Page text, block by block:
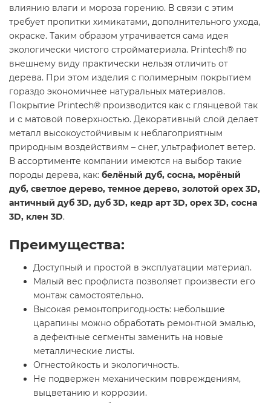
влиянию влаги и мороза горению. В связи с этим
требует пропитки химикатами, дополнительного ухода,
окраске. Таким образом утрачивается сама идея
экологически чистого стройматериала. Printech® по
внешнему виду практически нельзя отличить от
дерева. При этом изделия с полимерным покрытием
гораздо экономичнее натуральных материалов.
Покрытие Printech® производится как с глянцевой так
и с матовой поверхностью. Декоративный слой делает
металл высокоустойчивым к неблагоприятным
природным воздействиям – снег, ультрафиолет ветер.
В ассортименте компании имеются на выбор такие
породы дерева, как: белёный дуб, сосна, морёный
дуб, светлое дерево, темное дерево, золотой орех 3D,
античный дуб 3D, дуб 3D, кедр арт 3D, орех 3D, сосна
3D, клен 3D.
Преимущества:
Доступный и простой в эксплуатации материал.
Малый вес профлиста позволяет произвести его
монтаж самостоятельно.
Высокая ремонтопригодность: небольшие
царапины можно обработать ремонтной эмалью,
а дефектные сегменты заменить на новые
металлические листы.
Огнестойкость и экологичность.
Не подвержен механическим повреждениям,
выцветанию и коррозии.